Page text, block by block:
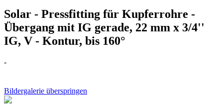
Solar - Pressfitting für Kupferrohre -
Übergang mit IG gerade, 22 mm x 3/4''
IG, V - Kontur, bis 160°
-
Bildergalerie überspringen